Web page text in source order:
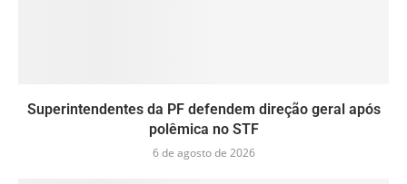
Superintendentes da PF defendem direção geral após
polêmica no STF
6 de agosto de 2026